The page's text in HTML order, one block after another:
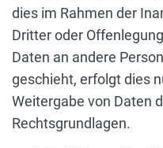
dies im Rahmen der
Dritter oder
Daten an andere
geschieht, erfolgt dies
Weitergabe von Daten
Rechtsgrundlagen.